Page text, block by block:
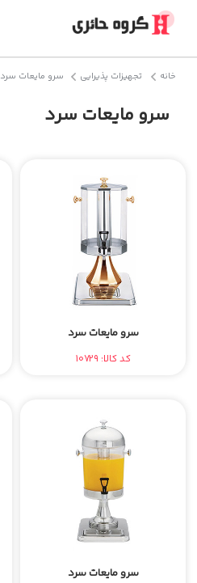
خانه تجهیزات پذیرایی سرو مایعات سرد
سرو مایعات سرد
سرو مایعات سرد
کد کالا: 10729
سرو مایعات سرد